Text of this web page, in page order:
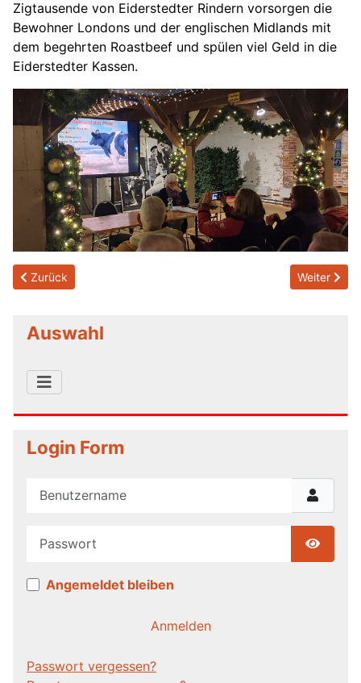
Zigtausende von Eiderstedter Rindern vorsorgen die
Bewohner Londons und der englischen Midlands mit
dem begehrten Roastbeef und spülen viel Geld in die
Eiderstedter Kassen.
Previous article: 2025/01/13 - Eine alte Vase für die Sammlung
Zurück Next
Weiter
Auswahl
Login Form
Benutzername
Show
Angemeldet bleiben
Anmelden
Passwort vergessen?